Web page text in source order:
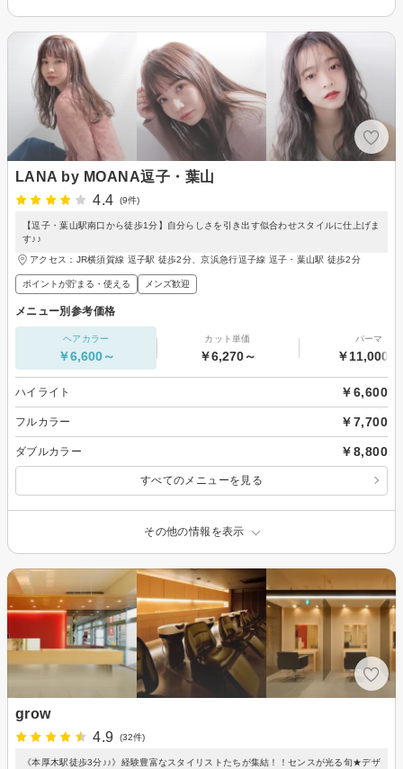
LANA by MOANA逗子・葉山
4.4
(9件)
【逗子・葉山駅南口から徒歩1分】自分らしさを引き出す似合わせスタイルに仕上げま
す♪♪
アクセス：JR横須賀線 逗子駅 徒歩2分、京浜急行逗子線 逗子・葉山駅 徒歩2分
ポイントが貯まる・使える メンズ歓迎
メニュー別参考価格
ヘアカラー
￥6,600～
カット単価
￥6,270～
パーマ
￥11,000～
ハイライト ￥6,600
フルカラー ￥7,700
ダブルカラー ￥8,800
すべてのメニューを見る
その他の情報を表示
grow
4.9
(32件)
《本厚木駅徒歩3分♪♪》経験豊富なスタイリストたちが集結！！センスが光る旬★デザ